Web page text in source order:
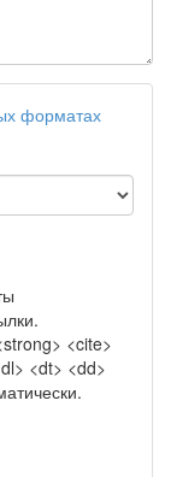
форматах
<cite>
<dt> <dd>